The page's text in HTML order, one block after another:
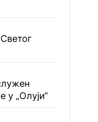
у „Олуји“